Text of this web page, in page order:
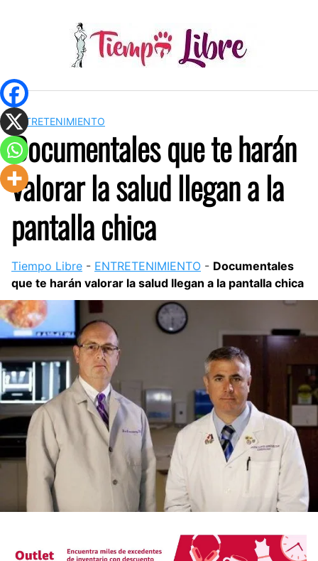
ENTRETENIMIENTO
Documentales que te harán
valorar la salud llegan a la
pantalla chica
Tiempo Libre - ENTRETENIMIENTO - Documentales
que te harán valorar la salud llegan a la pantalla chica